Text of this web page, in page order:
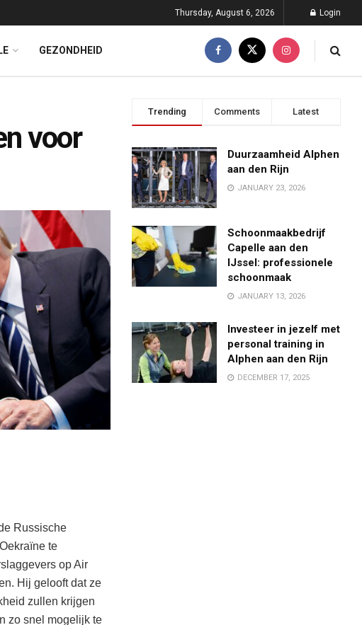
Thursday, August 6, 2026 Login
GEZONDHEID
voor
Russische
te
op Air
Hij gelooft dat ze
zullen krijgen
zo snel mogelijk te
Trending Comments Latest
Duurzaamheid Alphen
aan den Rijn
JANUARY 23, 2026
Schoonmaakbedrijf
Capelle aan den
IJssel: professionele
schoonmaak
JANUARY 13, 2026
Investeer in jezelf met
personal training in
Alphen aan den Rijn
DECEMBER 17, 2025